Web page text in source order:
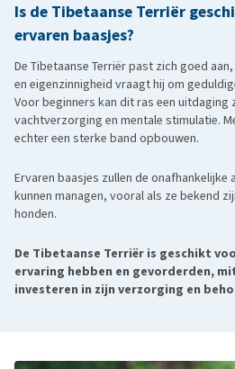
Is de Tibetaanse Terriër
ervaren baasjes?
De Tibetaanse Terriër past zich goed
en eigenzinnigheid vraagt hij om
Voor beginners kan dit ras een uitdaging
vachtverzorging en mentale stimulatie.
echter een sterke band opbouwen.
Ervaren baasjes zullen de onafhankelijke
kunnen managen, vooral als ze bekend
honden.
De Tibetaanse Terriër is geschikt
ervaring hebben en gevorderden,
investeren in zijn verzorging en